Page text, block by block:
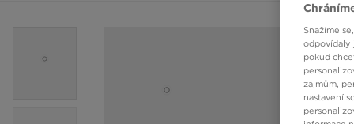
Snažíme
odpovídaly
pokud
zájmům,
nastavení